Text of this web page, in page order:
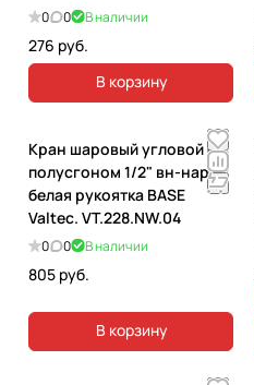
0 0 В наличии
276 руб.
В корзину
Кран шаровый угловой с
полусгоном 1/2" вн-нар
белая рукоятка BASE
Valtec. VT.228.NW.04
0 0 В наличии
805 руб.
В корзину